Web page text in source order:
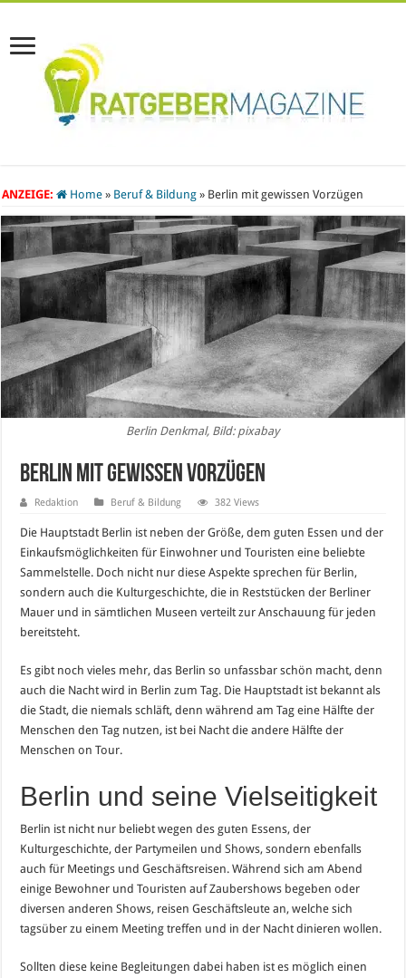
ANZEIGE: Home » Beruf & Bildung » Berlin mit gewissen Vorzügen
Berlin Denkmal, Bild: pixabay
Berlin mit gewissen Vorzügen
Redaktion Beruf & Bildung 382 Views
Die Hauptstadt Berlin ist neben der Größe, dem guten Essen und der
Einkaufsmöglichkeiten für Einwohner und Touristen eine beliebte
Sammelstelle. Doch nicht nur diese Aspekte sprechen für Berlin,
sondern auch die Kulturgeschichte, die in Reststücken der Berliner
Mauer und in sämtlichen Museen verteilt zur Anschauung für jeden
bereitsteht.
Es gibt noch vieles mehr, das Berlin so unfassbar schön macht, denn
auch die Nacht wird in Berlin zum Tag. Die Hauptstadt ist bekannt als
die Stadt, die niemals schläft, denn während am Tag eine Hälfte der
Menschen den Tag nutzen, ist bei Nacht die andere Hälfte der
Menschen on Tour.
Berlin und seine Vielseitigkeit
Berlin ist nicht nur beliebt wegen des guten Essens, der
Kulturgeschichte, der Partymeilen und Shows, sondern ebenfalls
auch für Meetings und Geschäftsreisen. Während sich am Abend
einige Bewohner und Touristen auf Zaubershows begeben oder
diversen anderen Shows, reisen Geschäftsleute an, welche sich
tagsüber zu einem Meeting treffen und in der Nacht dinieren wollen.
Sollten diese keine Begleitungen dabei haben ist es möglich einen